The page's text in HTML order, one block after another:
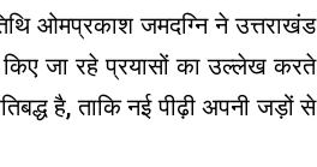
ओमप्रकाश जमदग्नि ने उत्तराखंड
जा रहे प्रयासों का उल्लेख करते
है, ताकि नई पीढ़ी अपनी जड़ों से